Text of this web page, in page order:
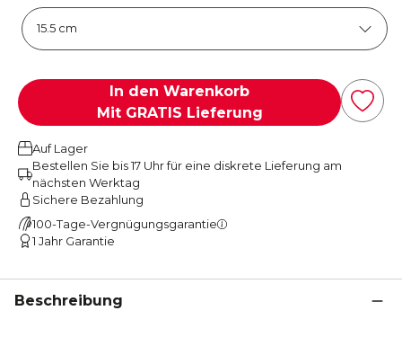
In den Warenkorb
Mit GRATIS Lieferung
Auf Lager
Bestellen Sie bis 17 Uhr für eine diskrete Lieferung am
nächsten Werktag
Sichere Bezahlung
100-Tage-Vergnügungsgarantie
1 Jahr Garantie
Beschreibung